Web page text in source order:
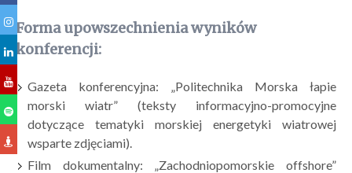
Forma upowszechnienia wyników
konferencji:
Gazeta konferencyjna: „Politechnika Morska łapie
morski wiatr” (teksty informacyjno-promocyjne
dotyczące tematyki morskiej energetyki wiatrowej
wsparte zdjęciami).
Film dokumentalny: „Zachodniopomorskie offshore”